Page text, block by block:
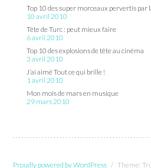
Top 10 des super morceaux pervertis par
10 avril 2010
Tête de Turc : peut mieux faire
6 avril 2010
Top 10 des explosions de tête au cinéma
3 avril 2010
J’ai aimé Tout ce qui brille !
1 avril 2010
Mon mois de mars en musique
29 mars 2010
Proudly powered by WordPress / Theme: